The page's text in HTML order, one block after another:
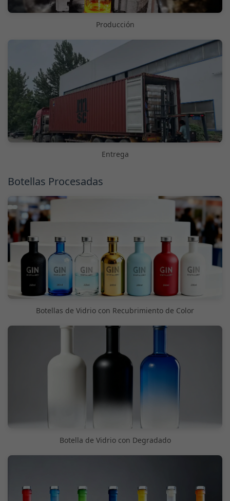
Producción
Entrega
Botellas Procesadas
Botellas de Vidrio con Recubrimiento de Color
Botella de Vidrio con Degradado